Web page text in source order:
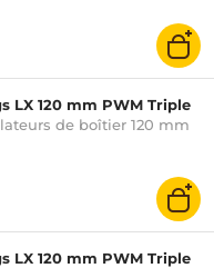
LX 120 mm PWM Triple
de boîtier 120 mm
LX 120 mm PWM Triple